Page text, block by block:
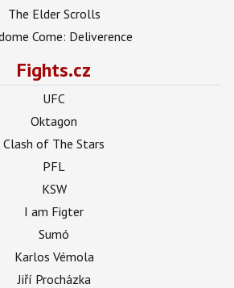
The Elder Scrolls
Come: Deliverence
Fights.cz
UFC
Oktagon
Clash of The Stars
PFL
KSW
I am Figter
Sumó
Karlos Vémola
Jiří Procházka